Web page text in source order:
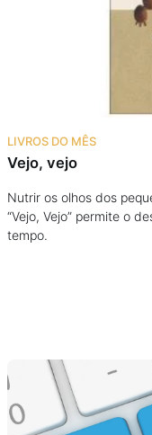
LIVROS DO MÊS
Vejo, vejo
Nutrir os olhos dos
“Vejo, Vejo” permite o
tempo.